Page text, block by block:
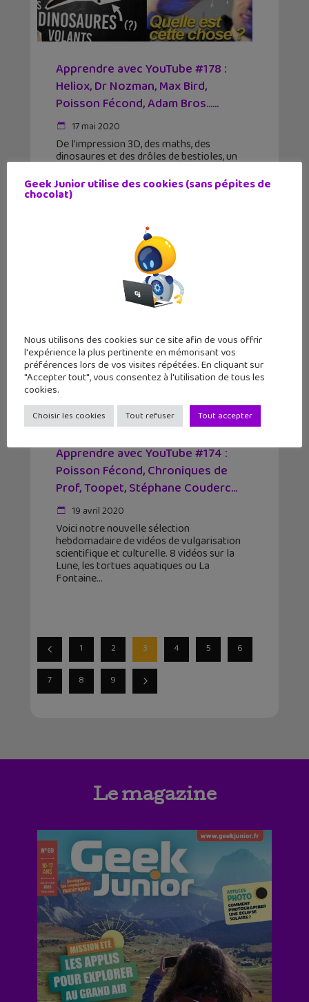
Apprendre avec YouTube #178 :
Heliox, Dr Nozman, Max Bird,
Poisson Fécond, Adam Bros…...
17 mai 2020
De l'impression 3D, des maths, des
dinosaures et des drôles de bestioles, un
sélection de vidéos de vulgarisation
scientifique et culturelle. Nous avons
Apprendre avec YouTube #174 :
Poisson Fécond, Chroniques de
Prof, Toopet, Stéphane Couderc...
19 avril 2020
Voici notre nouvelle sélection
hebdomadaire de vidéos de vulgarisation
scientifique et culturelle. 8 vidéos sur la
Lune, les tortues aquatiques ou La
Fontaine
1 2 3 4 5 6
7 8 9
Le magazine
Geek Junior utilise des cookies (sans pépites de
chocolat)
Nous utilisons des cookies sur ce site afin de vous offrir
l'expérience la plus pertinente en mémorisant vos
préférences lors de vos visites répétées. En cliquant sur
"Accepter tout", vous consentez à l'utilisation de tous les
cookies.
Choisir les cookies Tout refuser Tout accepter